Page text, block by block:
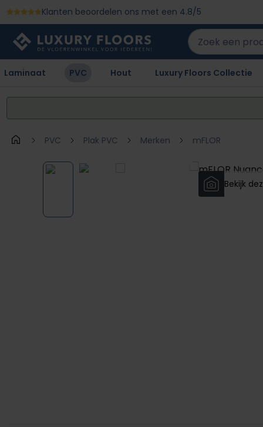
naar de hoofdinhoud
Ga naar de zoekopdracht
Ga naar de hoofdnavigatie
Klanten beoordelen ons met een 4.8/5
Laminaat PVC Hout Luxury Floors Collectie
PVC Plak PVC Merken mFLOR
Afbeeldingengalerij overslaan
Bekijk